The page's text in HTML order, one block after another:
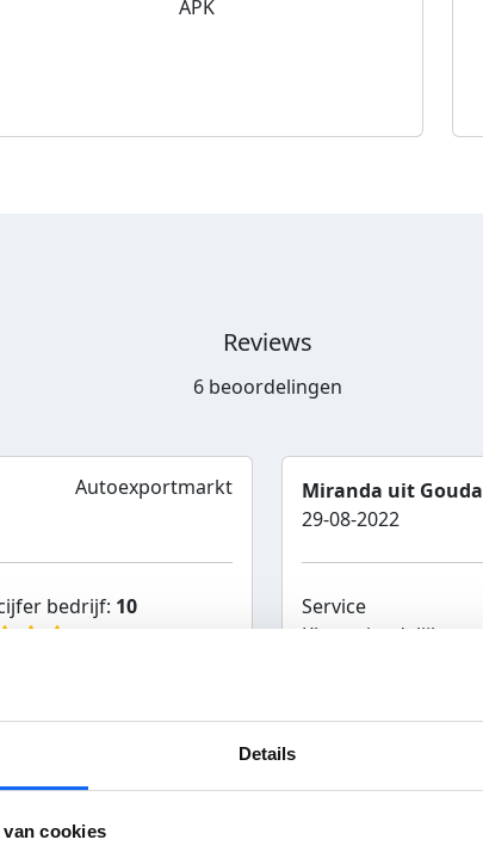
Details
cookies
APK
Reviews
6 beoordelingen
Autoexportmarkt
bedrijf: 10
Miranda uit Gouda
29-08-2022
Service
Klantvriendelijk